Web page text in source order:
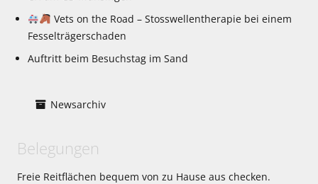
Vets on the Road – Stosswellentherapie bei einem
Fesselträgerschaden
Auftritt beim Besuchstag im Sand
Newsarchiv
Belegungen
Freie Reitflächen bequem von zu Hause aus checken.